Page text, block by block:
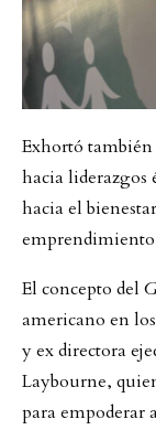
Exhortó también
hacia liderazgos
hacia el
El concepto del
americano en
y ex directora
Laybourne,
para empoderar